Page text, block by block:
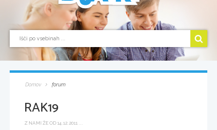
Domov forum
RAK19
Z NAMI ŽE OD 14.12.2011 ...